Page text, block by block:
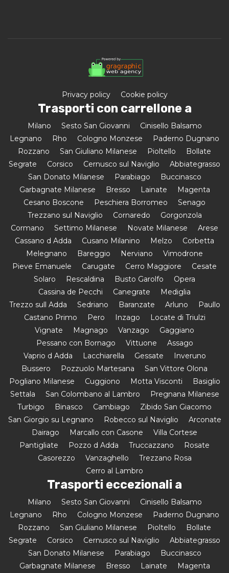
Privacy policy Cookie policy
Trasporti con carrellone a
Milano Sesto San Giovanni
Cinisello Balsamo
Legnano
Rho Cologno Monzese
Paderno Dugnano
Rozzano
San Giuliano Milanese Pioltello
Bollate
Segrate
Corsico Cernusco sul Naviglio
Abbiategrasso
San Donato Milanese
Parabiago
Buccinasco
Garbagnate Milanese
Bresso Lainate
Magenta
Cesano Boscone
Peschiera Borromeo
Senago
Trezzano sul Naviglio
Cornaredo
Gorgonzola
Cormano
Settimo Milanese Novate Milanese
Arese
Cassano d Adda
Cusano Milanino Melzo
Corbetta
Melegnano
Bareggio Nerviano
Vimodrone
Pieve Emanuele
Carugate Cerro Maggiore
Cesate
Solaro
Rescaldina Busto Garolfo
Opera
Cassina de Pecchi
Canegrate
Mediglia
Trezzo sull Adda
Sedriano Baranzate Arluno
Paullo
Castano Primo
Pero Inzago
Locate di Triulzi
Vignate
Magnago Vanzago
Gaggiano
Pessano con Bornago
Vittuone
Assago
Vaprio d Adda
Lacchiarella Gessate
Inveruno
Bussero
Pozzuolo Martesana
San Vittore Olona
Pogliano Milanese
Cuggiono Motta Visconti
Basiglio
Settala
San Colombano al Lambro
Pregnana Milanese
Turbigo
Binasco Cambiago
Zibido San Giacomo
San Giorgio su Legnano
Robecco sul Naviglio
Arconate
Dairago
Marcallo con Casone
Villa Cortese
Pantigliate
Pozzo d Adda Truccazzano
Rosate
Casorezzo
Vanzaghello
Trezzano Rosa
Cerro al Lambro
Trasporti eccezionali a
Milano Sesto San Giovanni
Cinisello Balsamo
Legnano
Rho Cologno Monzese
Paderno Dugnano
Rozzano
San Giuliano Milanese Pioltello
Bollate
Segrate
Corsico Cernusco sul Naviglio
Abbiategrasso
San Donato Milanese
Parabiago
Buccinasco
Garbagnate Milanese
Bresso Lainate
Magenta